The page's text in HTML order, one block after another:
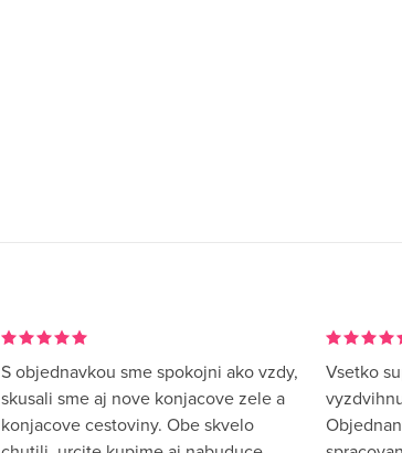
S objednavkou sme spokojni ako vzdy,
skusali sme aj nove konjacove zele a
konjacove cestoviny. Obe skvelo
Vsetko